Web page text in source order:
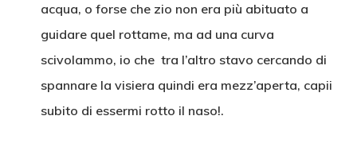
acqua, o forse che zio non era più abituato a
guidare quel rottame, ma ad una curva
scivolammo, io che tra l’altro stavo cercando di
spannare la visiera quindi era mezz’aperta, capii
subito di essermi rotto il naso!.